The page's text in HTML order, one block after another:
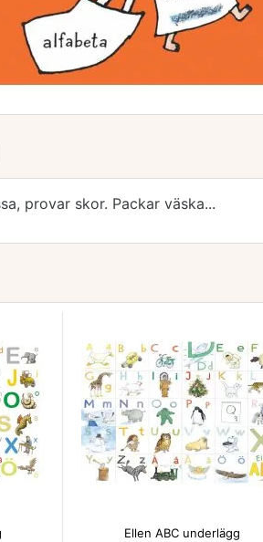
provar skor. Packar väska...

Ellen ABC underlägg